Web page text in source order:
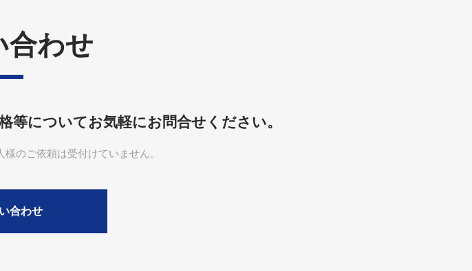
合わせ
等についてお気軽にお問合せください。
のご依頼は受付けていません。
合わせ